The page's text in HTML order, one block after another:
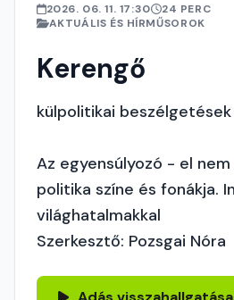
2026. 06. 11. 17:30
24 PERC
AKTUÁLIS ÉS HÍRMŰSOROK
Kerengő
külpolitikai beszélgetések
Az egyensúlyozó - el
politika színe és fonákja.
világhatalmakkal
Szerkesztő: Pozsgai Nóra